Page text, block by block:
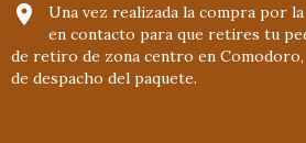
Una vez realizada la compra por
en contacto para que retires tu
de retiro de zona centro en
de despacho del paquete.